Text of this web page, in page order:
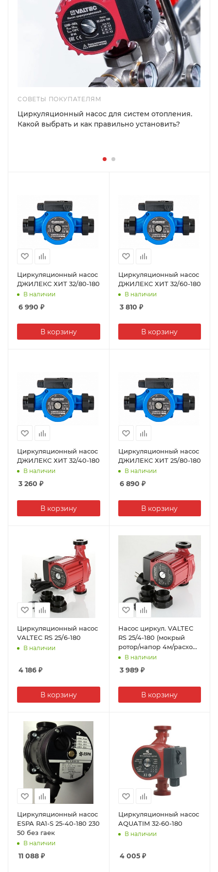
СОВЕТЫ ПОКУПАТЕЛЯМ
Циркуляционный насос для систем отопления.
Какой выбрать и как правильно установить?
Циркуляционный насос
ДЖИЛЕКС ХИТ 32/80-180
В наличии
6 990 ₽
В корзину
Циркуляционный насос
ДЖИЛЕКС ХИТ 32/60-180
В наличии
3 810 ₽
В корзину
Циркуляционный насос
ДЖИЛЕКС ХИТ 32/40-180
В наличии
3 260 ₽
В корзину
Циркуляционный насос
ДЖИЛЕКС ХИТ 25/80-180
В наличии
6 890 ₽
В корзину
Циркуляционный насос
VALTEC RS 25/6-180
В наличии
4 186 ₽
В корзину
Насос циркул. VALTEC
RS 25/4-180 (мокрый
ротор/напор 4м/расход
50л/мин /3х скор./со
В наличии
3 989₽
В корзину
Циркуляционный насос
ESPA RA1-S 25-40-180 230
50 без гаек
В наличии
11 088 ₽
Циркуляционный насос
AQUATIM 32-60-180
В наличии
4 005₽